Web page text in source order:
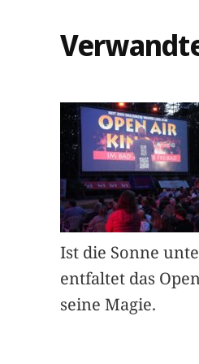
Ist die Sonne
entfaltet das
seine Magie.